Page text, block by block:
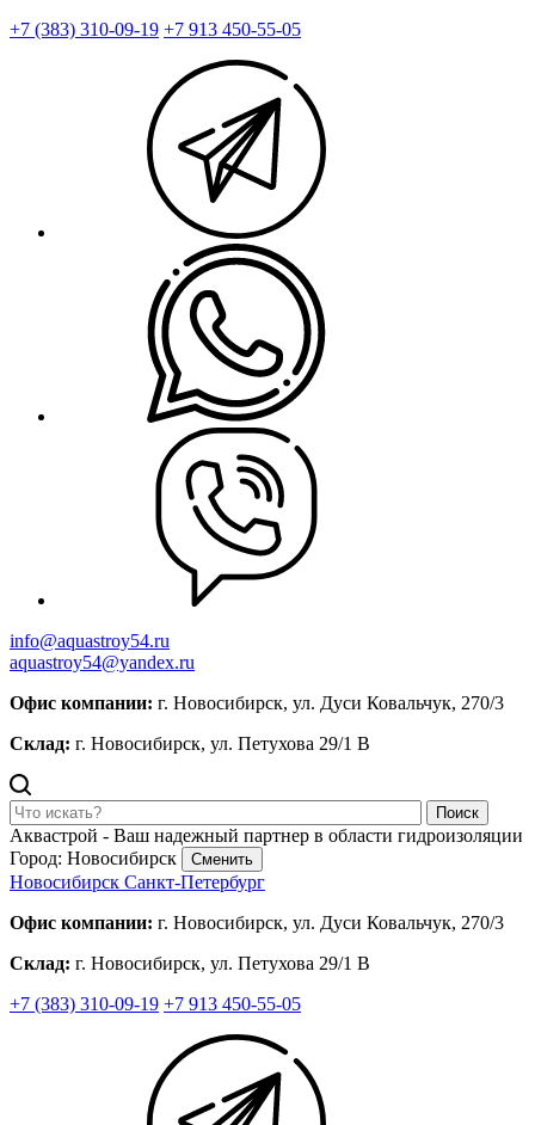
+7 (383) 310-09-19 +7 913 450-55-05
info@aquastroy54.ru
aquastroy54@yandex.ru
Офис компании: г. Новосибирск, ул. Дуси Ковальчук, 270/3
Склад: г. Новосибирск, ул. Петухова 29/1 В
Поиск
Аквастрой - Ваш надежный партнер в области гидроизоляции
Город: Новосибирск
Сменить
Новосибирск Санкт-Петербург
Офис компании: г. Новосибирск, ул. Дуси Ковальчук, 270/3
Склад: г. Новосибирск, ул. Петухова 29/1 В
+7 (383) 310-09-19 +7 913 450-55-05